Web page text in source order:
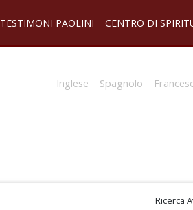
TESTIMONI PAOLINI CENTRO DI
Inglese Spagnolo
Ricerca